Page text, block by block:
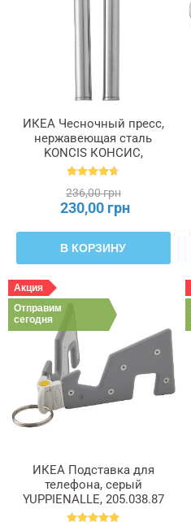
ИКЕА Чесночный пресс,
нержавеющая сталь
KONCIS КОНСИС,
000.891.63
236,00 грн
230,00 грн
В КОРЗИНУ
Акция
Отправим
сегодня
ИКЕА Подставка для
телефона, серый
YUPPIENALLE, 205.038.87